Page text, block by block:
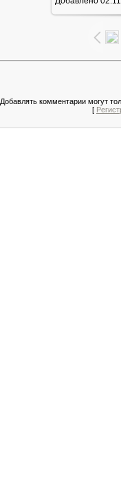
Добавлять комментарии могут
[